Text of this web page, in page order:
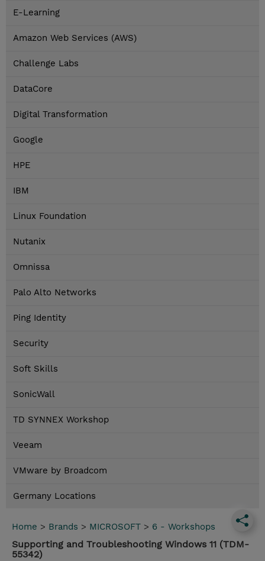
E-Learning
Amazon Web Services (AWS)
Challenge Labs
DataCore
Digital Transformation
Google
HPE
IBM
Linux Foundation
Nutanix
Omnissa
Palo Alto Networks
Ping Identity
Security
Soft Skills
SonicWall
TD SYNNEX Workshop
Veeam
VMware by Broadcom
Germany Locations
Home > Brands > MICROSOFT > 6 - Workshops
Supporting and Troubleshooting Windows 11 (TDM-
55342)